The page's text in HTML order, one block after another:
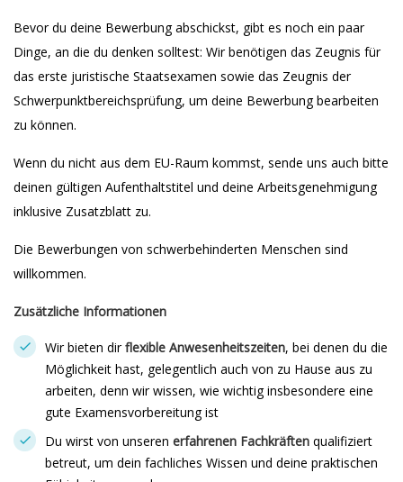
Bevor du deine Bewerbung abschickst, gibt es noch ein paar
Dinge, an die du denken solltest: Wir benötigen das Zeugnis für
das erste juristische Staatsexamen sowie das Zeugnis der
Schwerpunktbereichsprüfung, um deine Bewerbung bearbeiten
zu können.
Wenn du nicht aus dem EU-Raum kommst, sende uns auch bitte
deinen gültigen Aufenthaltstitel und deine Arbeitsgenehmigung
inklusive Zusatzblatt zu.
Die Bewerbungen von schwerbehinderten Menschen sind
willkommen.
Zusätzliche Informationen
Wir bieten dirflexible Anwesenheitszeiten, bei denen du die
Möglichkeit hast, gelegentlich auch von zu Hause aus zu
arbeiten, denn wir wissen, wie wichtig insbesondere eine
gute Examensvorbereitung ist
Du wirst von unseren erfahrenen Fachkräften qualifiziert
betreut, um dein fachliches Wissen und deine praktischen